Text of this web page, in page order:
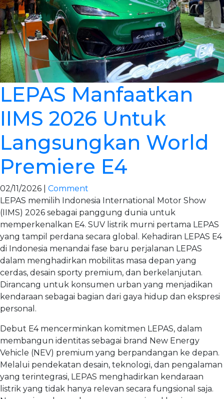
LEPAS Manfaatkan
IIMS 2026 Untuk
Langsungkan World
Premiere E4
02/11/2026 | Comment
LEPAS memilih Indonesia International Motor Show
(IIMS) 2026 sebagai panggung dunia untuk
memperkenalkan E4. SUV listrik murni pertama LEPAS
yang tampil perdana secara global. Kehadiran LEPAS E4
di Indonesia menandai fase baru perjalanan LEPAS
dalam menghadirkan mobilitas masa depan yang
cerdas, desain sporty premium, dan berkelanjutan.
Dirancang untuk konsumen urban yang menjadikan
kendaraan sebagai bagian dari gaya hidup dan ekspresi
personal.
Debut E4 mencerminkan komitmen LEPAS, dalam
membangun identitas sebagai brand New Energy
Vehicle (NEV) premium yang berpandangan ke depan.
Melalui pendekatan desain, teknologi, dan pengalaman
yang terintegrasi, LEPAS menghadirkan kendaraan
listrik yang tidak hanya relevan secara fungsional saja.